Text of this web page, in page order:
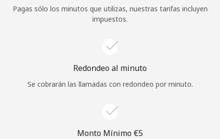
¿Olvidaste tu contraseña? →
Iniciar Sesión
Pagas sólo los minutos que utilizas, nuestras tarifas incluyen
impuestos.
Redondeo al minuto
Se cobrarán las llamadas con redondeo por minuto.
Monto Mínimo ⁦€5⁩